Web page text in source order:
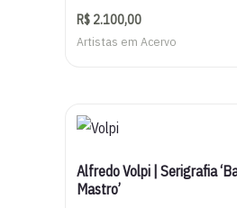
R$ 2.100,00
Artistas em Acervo
Alfredo Volpi | Serigrafia
Mastro’